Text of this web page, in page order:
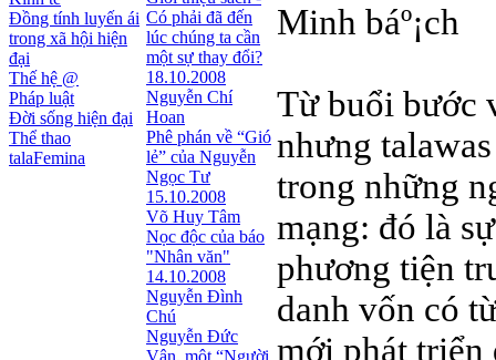
Đồng tính luyến ái
trong xã hội hiện
đại
Thế hệ @
Pháp luật
Đời sống hiện đại
Thể thao
talaFemina
Có phải đã đến
lúc chúng ta cần
một sự thay đổi?
18.10.2008
Nguyễn Chí
Hoan
Phê phán về “Gió
lẻ” của Nguyễn
Ngọc Tư
15.10.2008
Võ Huy Tâm
Nọc độc của báo
"Nhân văn"
14.10.2008
Nguyễn Đình
Chú
Nguyễn Đức
Vân, một “Người
Minh báº¡ch
Từ buổi bước
nhưng
trong những
mạng: đó là
phương tiện
danh vốn có
mới phát triển